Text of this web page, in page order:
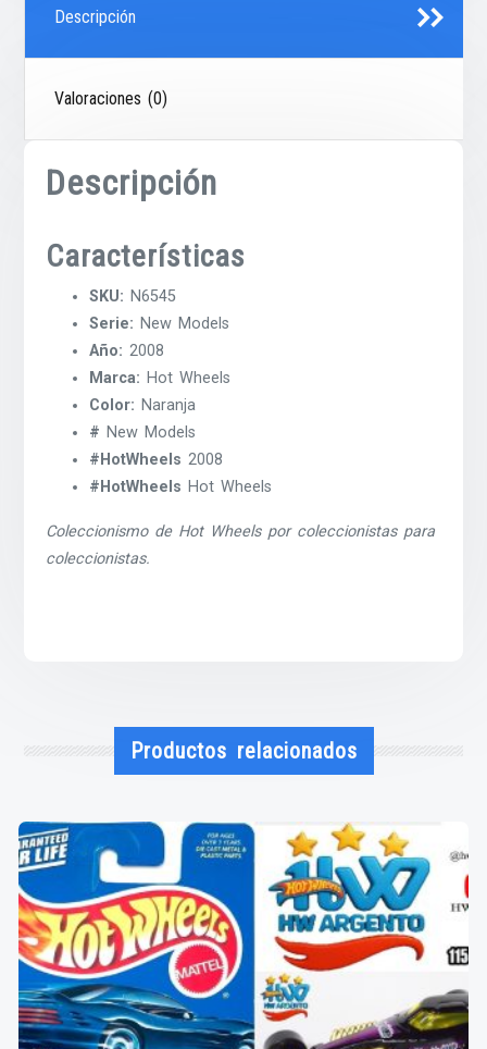
Descripción
Valoraciones (0)
Descripción
Características
SKU: N6545
Serie: New Models
Año: 2008
Marca: Hot Wheels
Color: Naranja
# New Models
#HotWheels 2008
#HotWheels Hot Wheels
Coleccionismo de Hot Wheels por coleccionistas para
coleccionistas.
Productos relacionados